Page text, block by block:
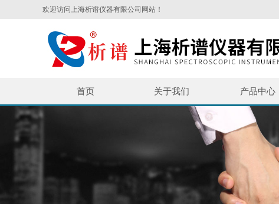
欢迎访问上海析谱仪器有限公司网站！
首页 关于我们 产品中心